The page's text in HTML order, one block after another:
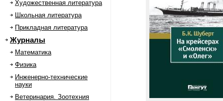
Художественная литература
Школьная литература
Прикладная литература
Журналы
Математика
Физика
Инженерно-технические
науки
Ветеринария. Зоотехния